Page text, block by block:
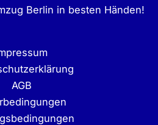
Berlin in besten Händen!
AGB